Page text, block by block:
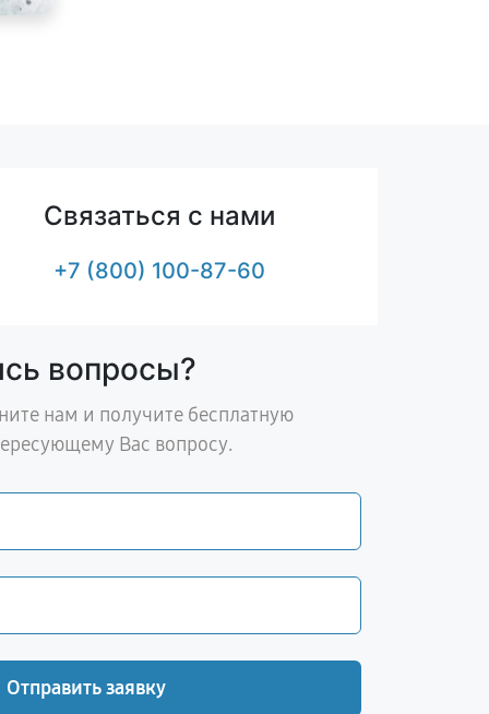
Связаться с нами
+7 (800) 100-87-60
вопросы?
нам и получите бесплатную
Вас вопросу.
Отправить заявку